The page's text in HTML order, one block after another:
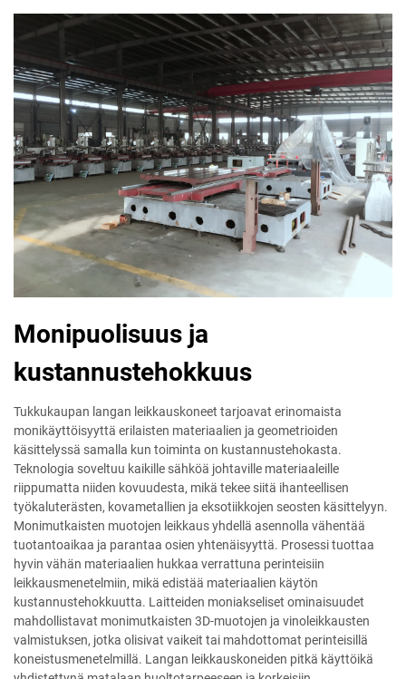
Monipuolisuus ja
kustannustehokkuus
Tukkukaupan langan leikkauskoneet tarjoavat erinomaista
monikäyttöisyyttä erilaisten materiaalien ja geometrioiden
käsittelyssä samalla kun toiminta on kustannustehokasta.
Teknologia soveltuu kaikille sähköä johtaville materiaaleille
riippumatta niiden kovuudesta, mikä tekee siitä ihanteellisen
työkaluterästen, kovametallien ja eksotiikkojen seosten käsittelyyn.
Monimutkaisten muotojen leikkaus yhdellä asennolla vähentää
tuotantoaikaa ja parantaa osien yhtenäisyyttä. Prosessi tuottaa
hyvin vähän materiaalien hukkaa verrattuna perinteisiin
leikkausmenetelmiin, mikä edistää materiaalien käytön
kustannustehokkuutta. Laitteiden moniakseliset ominaisuudet
mahdollistavat monimutkaisten 3D-muotojen ja vinoleikkausten
valmistuksen, jotka olisivat vaikeit tai mahdottomat perinteisillä
koneistusmenetelmillä. Langan leikkauskoneiden pitkä käyttöikä